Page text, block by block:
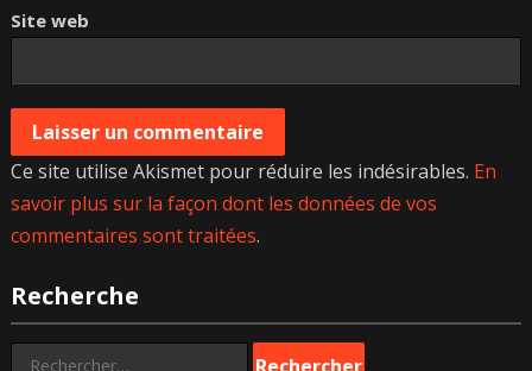
Site web
Ce site utilise Akismet pour réduire les indésirables. En
savoir plus sur la façon dont les données de vos
commentaires sont traitées.
Recherche
Rechercher :